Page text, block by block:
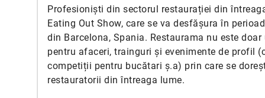
Profesioniști din sectorul restaurației din
Eating Out Show, care se va desfășura în
din Barcelona, Spania. Restaurama nu este
pentru afaceri, trainguri și evenimente de profil
competiții pentru bucătari ș.a) prin care se
restauratorii din întreaga lume.